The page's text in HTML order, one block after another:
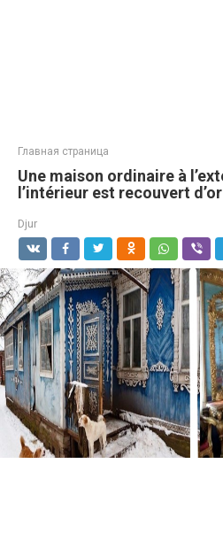
Главная страница
Une maison ordinaire à
l’intérieur est recouvert d’or
Djur